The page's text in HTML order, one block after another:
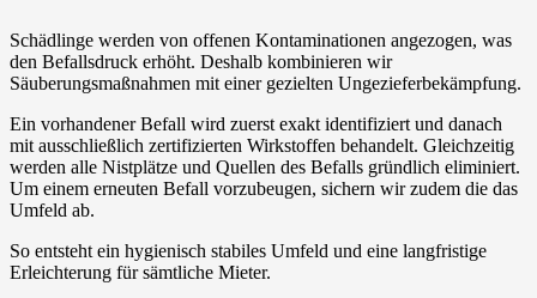
Schädlinge werden von offenen Kontaminationen angezogen, was
den Befallsdruck erhöht. Deshalb kombinieren wir
Säuberungsmaßnahmen mit einer gezielten Ungezieferbekämpfung.
Ein vorhandener Befall wird zuerst exakt identifiziert und danach
mit ausschließlich zertifizierten Wirkstoffen behandelt. Gleichzeitig
werden alle Nistplätze und Quellen des Befalls gründlich eliminiert.
Um einem erneuten Befall vorzubeugen, sichern wir zudem die das
Umfeld ab.
So entsteht ein hygienisch stabiles Umfeld und eine langfristige
Erleichterung für sämtliche Mieter.